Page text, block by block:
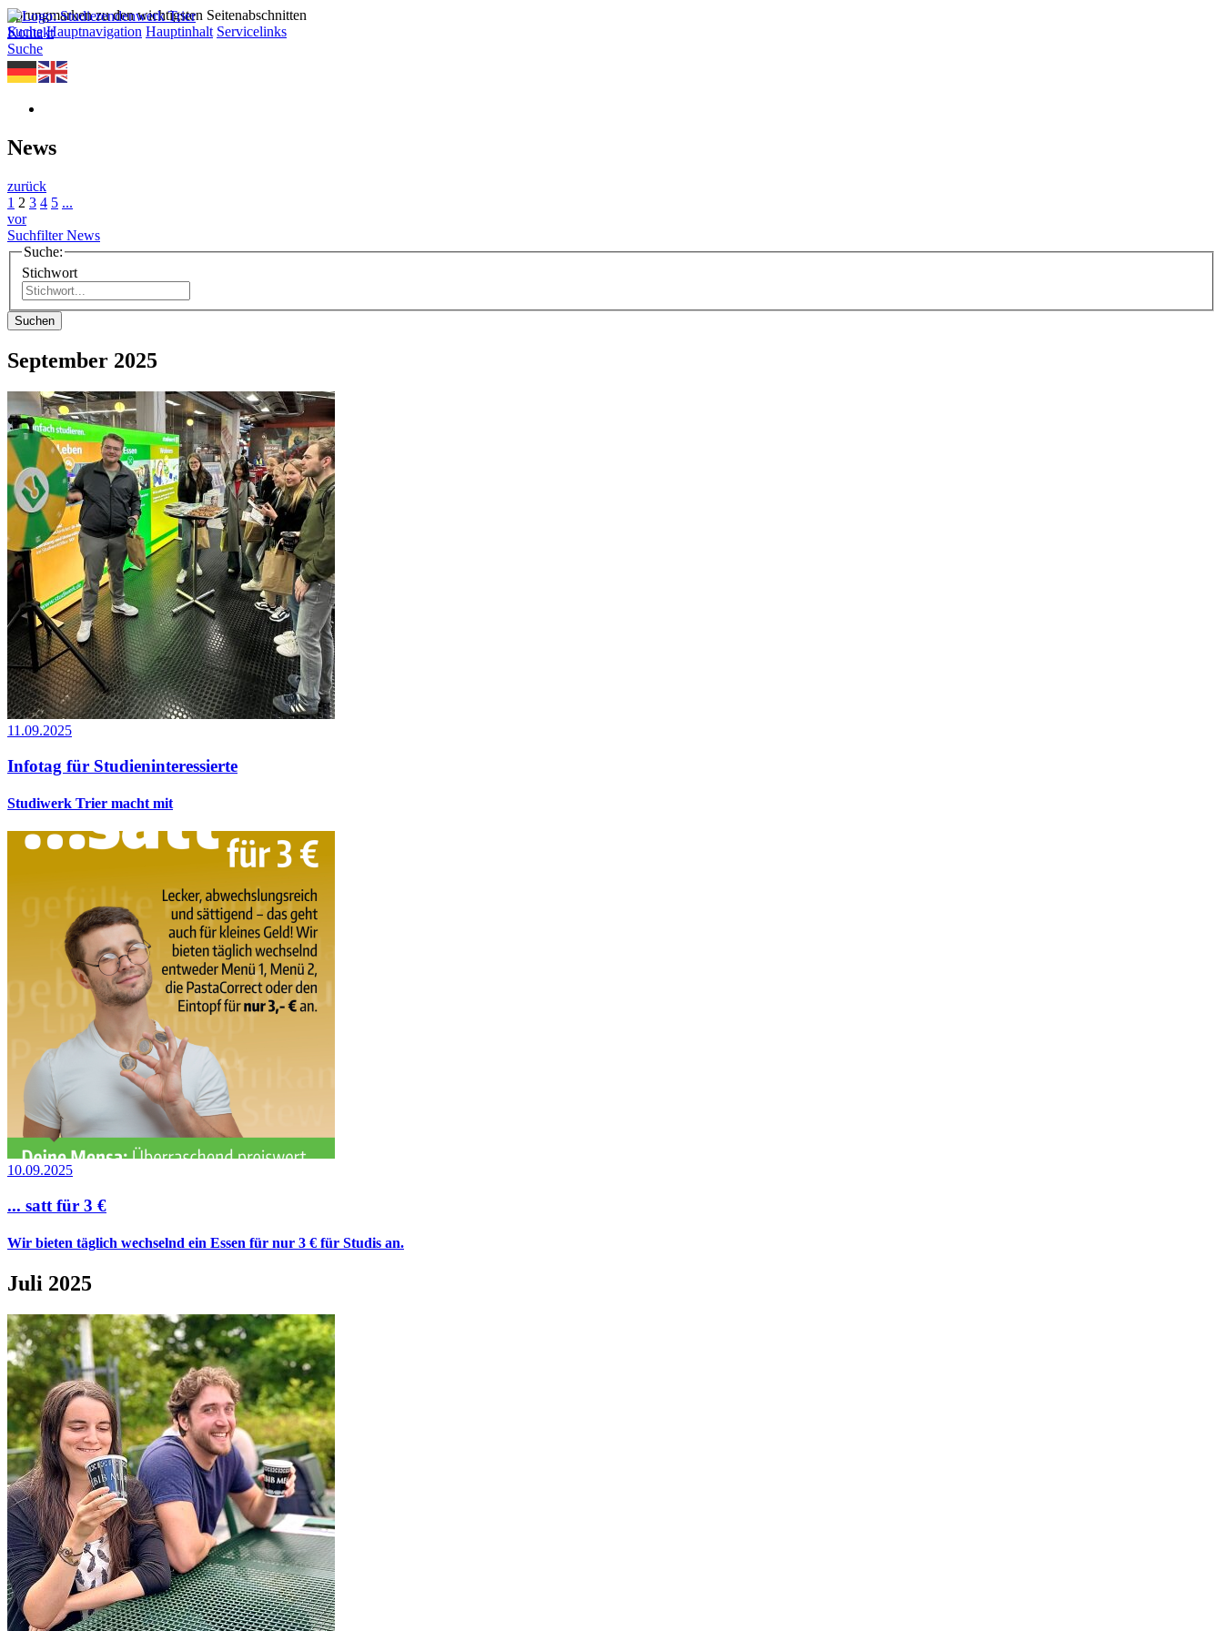
Sprungmarken zu den wichtigsten Seitenabschnitten
Suche Hauptnavigation Hauptinhalt Servicelinks
Kontakt
Suche
News
zurück
1 2 3 4 5 ...
vor
Suchfilter News
Suche:
Stichwort
Suchen
September 2025
11.09.2025
Infotag für Studieninteressierte
Studiwerk Trier macht mit
10.09.2025
... satt für 3 €
Wir bieten täglich wechselnd ein Essen für nur 3 € für Studis an.
Juli 2025